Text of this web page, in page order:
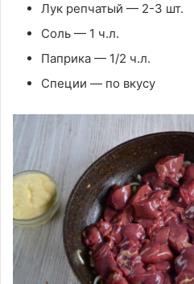
Лук репчатый — 2-3 шт.
Соль — 1 ч.л.
Паприка — 1/2 ч.л.
Специи — по вкусу